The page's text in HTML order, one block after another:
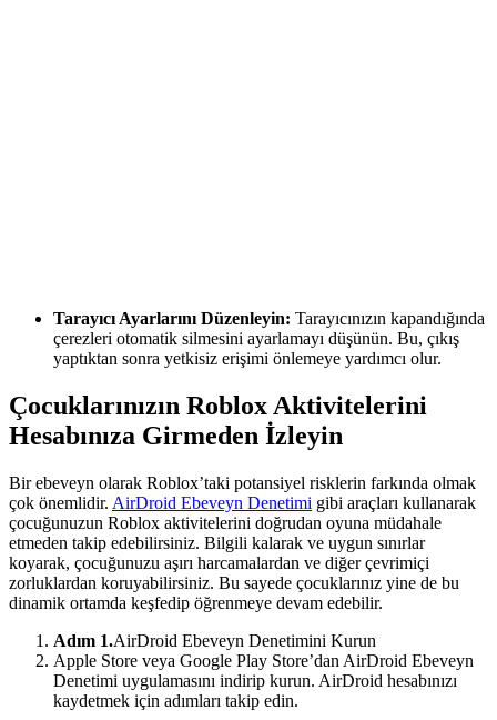
Tarayıcı Ayarlarını Düzenleyin: Tarayıcınızın kapandığında
çerezleri otomatik silmesini ayarlamayı düşünün. Bu, çıkış
yaptıktan sonra yetkisiz erişimi önlemeye yardımcı olur.
Çocuklarınızın Roblox Aktivitelerini
Hesabınıza Girmeden İzleyin
Bir ebeveyn olarak Roblox’taki potansiyel risklerin farkında olmak
çok önemlidir. AirDroid Ebeveyn Denetimi gibi araçları kullanarak
çocuğunuzun Roblox aktivitelerini doğrudan oyuna müdahale
etmeden takip edebilirsiniz. Bilgili kalarak ve uygun sınırlar
koyarak, çocuğunuzu aşırı harcamalardan ve diğer çevrimiçi
zorluklardan koruyabilirsiniz. Bu sayede çocuklarınız yine de bu
dinamik ortamda keşfedip öğrenmeye devam edebilir.
Adım 1.AirDroid Ebeveyn Denetimini Kurun
Apple Store veya Google Play Store’dan AirDroid Ebeveyn
Denetimi uygulamasını indirip kurun. AirDroid hesabınızı
kaydetmek için adımları takip edin.